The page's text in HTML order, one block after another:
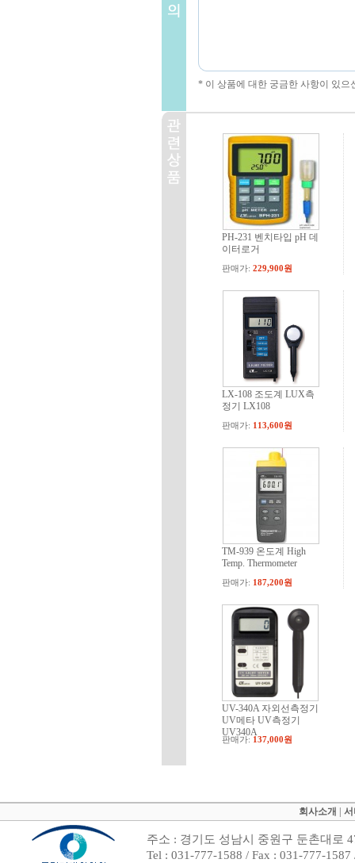
* 이 상품에 대한 궁금한 사항이 있
PH-231 벤치타입 pH 데
이터로거
판매가:229,900원
LX-108 조도계 LUX측
정기 LX108
판매가: 113,600원
TM-939 온도계 High
Temp. Thermometer
판매가: 187,200원
UV-340A 자외선측정기
UV메타 UV측정기
UV340A
판매가: 137,000원
회사소개
주소 : 경기도 성남시 중원구 둔촌대로
Tel : 031-777-1588 / Fax : 031-777-